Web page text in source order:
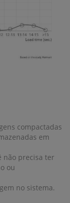
compactadas
em
não precisa ter
ou
no sistema.